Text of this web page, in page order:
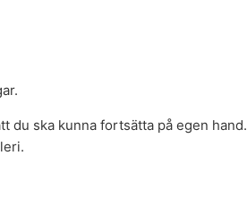
du ska kunna fortsätta på egen hand.